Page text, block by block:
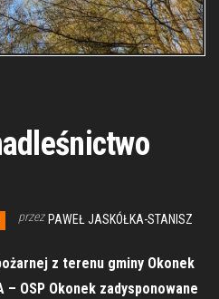
przez PAWEŁ JASKÓŁKA-STANISZ
z terenu gminy Okonek
– OSP Okonek zadysponowane